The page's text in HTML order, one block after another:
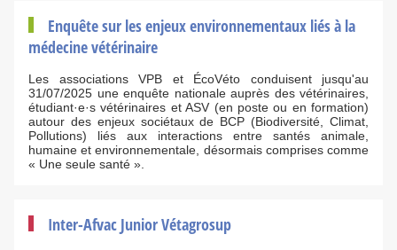
Enquête sur les enjeux environnementaux liés à la
médecine vétérinaire
Les associations VPB et ÉcoVéto conduisent jusqu'au
31/07/2025 une enquête nationale auprès des vétérinaires,
étudiant·e·s vétérinaires et ASV (en poste ou en formation)
autour des enjeux sociétaux de BCP (Biodiversité, Climat,
Pollutions) liés aux interactions entre santés animale,
humaine et environnementale, désormais comprises comme
« Une seule santé ».
Inter-Afvac Junior Vétagrosup